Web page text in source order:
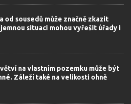
od sousedů může značně zkazit
situaci mohou vyřešit úřady i
na vlastním pozemku může být
Záleží také na velikosti ohně